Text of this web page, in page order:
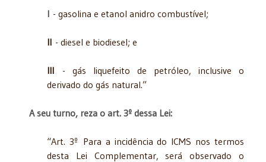
I - gasolina e etanol anidro combustível;
II - diesel e biodiesel; e
III - gás liquefeito de petróleo, inclusive o
derivado do gás natural.”
A seu turno, reza o art. 3º dessa Lei:
“Art. 3º Para a incidência do ICMS nos termos
desta Lei Complementar, será observado o